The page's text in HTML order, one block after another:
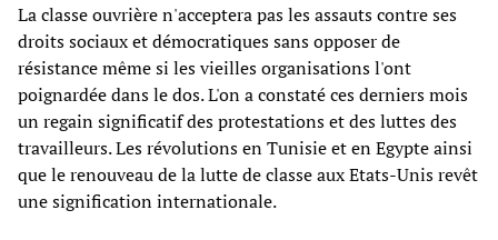
La classe ouvrière n'acceptera pas les assauts contre ses
droits sociaux et démocratiques sans opposer de
résistance même si les vieilles organisations l'ont
poignardée dans le dos. L'on a constaté ces derniers mois
un regain significatif des protestations et des luttes des
travailleurs. Les révolutions en Tunisie et en Egypte ainsi
que le renouveau de la lutte de classe aux Etats-Unis revêt
une signification internationale.